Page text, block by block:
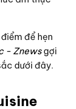
để hẹn
- Znewsgợi
dưới đây.